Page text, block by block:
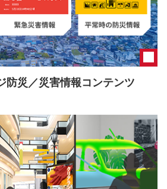
防災／災害情報コンテンツ